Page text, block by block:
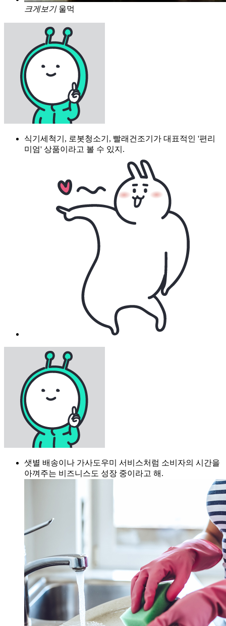
크게보기 울먹
식기세척기, 로봇청소기, 빨래건조기가 대표적인 '편리
미엄' 상품이라고 볼 수 있지.
샛별 배송이나 가사도우미 서비스처럼 소비자의 시간을
아껴주는 비즈니스도 성장 중이라고 해.